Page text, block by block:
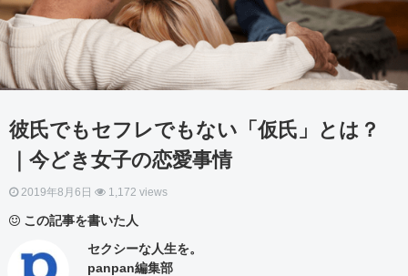
彼氏でもセフレでもない「仮氏」とは？
｜今どき女子の恋愛事情
2019年8月6日 1,172 views
この記事を書いた人
セクシーな人生を。
panpan編集部